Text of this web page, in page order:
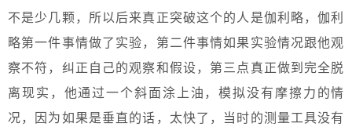
不是少几颗，所以后来真正突破这个的人是伽利略，伽利
略第一件事情做了实验，第二件事情如果实验情况跟他观
察不符，纠正自己的观察和假设，第三点真正做到完全脱
离现实，他通过一个斜面涂上油，模拟没有摩擦力的情
况，因为如果是垂直的话，太快了，当时的测量工具没有